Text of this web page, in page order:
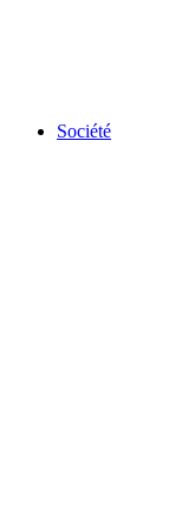
Société